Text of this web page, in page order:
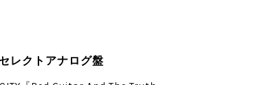
レクトアナログ盤